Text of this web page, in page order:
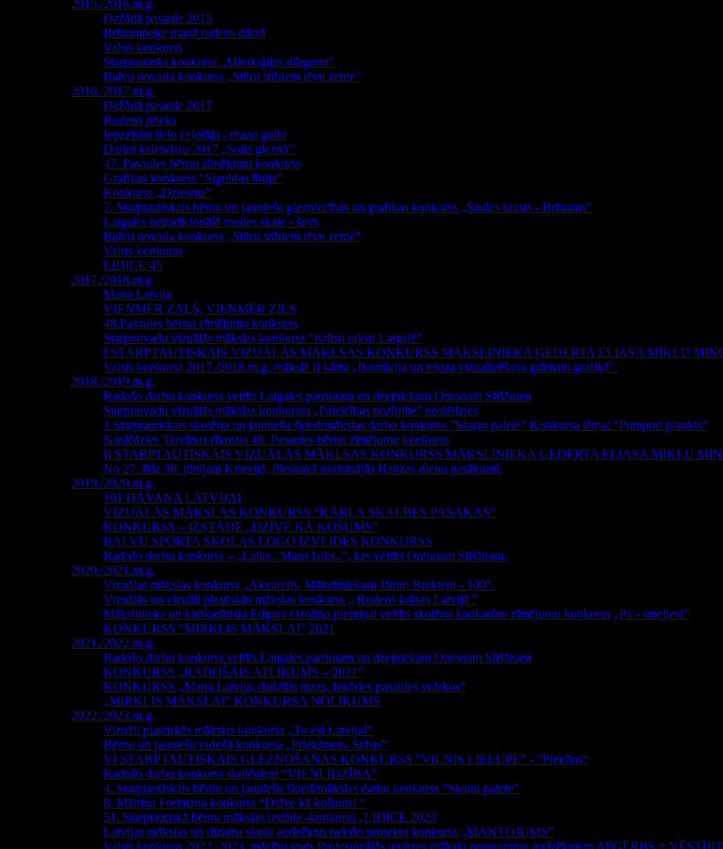
2015./2016.m.g.
Dažādā pasaule 2015
Brīnumpuķe manā rudens dārzā
Valsts konkurss
Starptautisks konkurss „Mitoloģijas dārgumi"
Balvu novada konkurss „Stūru stūriem tēvu zeme"
2016./2017.m.g.
Dažādā pasaule 2017
Rudens prieks
Iepazīsim lielo ceļotāju - mazo gulbi
Darini kalendaru 2017 „Solis gleznā”
47. Pasaules bērnu zīmējumu konkurss
Grafikas konkurss "Siguldas līnija"
Konkurss „Dziesma”
7. Starptautiskais bērnu un jauniešu glezniecības un grafikas konkurss „Saules krasts - Brīnums”
Latgales netradicionālā modes skate - šovs
Balvu novada konkurss „Stūru stūriem tēvu zeme”
Valsts konkurss
LIDICE 45
2017./2018.m.g
Mana Latvija
VIENMĒR ZAĻŠ, VIENMĒR ZILS
48.Pasaules bērnu zīmējumu konkurss
Starpnovadu vizuālās mākslas konkurss "Krāsu raksti Latgalē"
I STARPTAUTISKAIS VIZUĀLĀS MĀKLSAS KONKURSS MĀKSLINIEKA ĢEDERTA ELIASA MĪKLU
Valsts konkursa 2017./2018.m.g. mākslā II kārta „Ilustrācija un teksta vizualizēšana grāmatu grafikā”.
2018./2019.m.g.
Radošo darbu konkurss veltīts Latgales patriotam un dzejniekam Ontonam Slišānam
Starpnovadu vizuālās mākslas konkursss „Pateicības nozīmīte” noslēdzies
1.Starptautiskais skolēnu un jauniešu šķiedrmākslas darbu konkurss ”Skaņu palete” Konkursa tēma: “Pumpuri plaukts”
Noslēdzies Taivānas rīkotais 49. Pasaules bērnu zīmējumu konkurss
II STARPTAUTISKAIS VIZUĀLĀS MĀKLSAS KONKURSS MĀKSLINIEKA ĢEDERTA ELIASA MĪKLU
No 27. līdz 30. jūnijam Krievijā, Pleskavā norisinājās Hanzas dienu pasākumi.
2019./2020.m.g.
101 DĀVANA LATVIJAI
VIZUĀLĀS MĀKSLAS KONKURSS “KĀRĻA SKALBES PASAKAS”
KONKURSS – IZSTĀDE „DZĪVE KĀ KOŠUMS”
BALVU SPORTA SKOLAS LOGO IZVEIDES KONKURSS
Radošo darbu konkurss – „Laiks.. Mans laiks..”, kas veltīts Ontonam Slišānam.
2020./2021.m.g.
Vizuālas mākslas konkurss „Akvarelis. Māksliniekam Jānim Brektem - 100”.
Vizuālās un vizuāli plastiskās mākslas konkurss „ Rudens krāsas Latvijā ”
Mākslinieka un karikatūrista Edgara Ozoliņa piemiņai veltīts skolēnu karikatūru zīmējumu konkurss „Pa - smejies!”
KONKURSS "MIRKLIS MĀKSLAI" 2021
2021./2022.m.g.
Radošo darbu konkurss veltīts Latgales patriotam un dzejniekam Ontonam Slišānam
KONKURSS „RADOŠAIS ATLIKUMS – 2021”
KONKURSS „Mana Latvija, dadzītis mazs, Ieķēries pasaules svārkos”
„MIRKLIS MĀKSLAI” KONKURSA NOLIKUMS
2022./2023.m.g.
Vizuāli plastiskās mākslas konkurss ,,Tu esi Latvija!"
Bērnu un jauniešu radošā konkursa „Priekšmets. Stāsts”
VI STARPTAUTISKAIS GLEZNOŠANAS KONKURSS ”VILNIS LIELUPĒ” - ”Piekūns“
Radošo darbu konkurss skolēniem “VIENLĪDZĪBA”
4. Starptautiskais bērnu un jauniešu šķiedrmākslas darbu konkurss ”Skaņu palete”
8. Mārtiņa Freimaņa konkurss “Dzīve kā košums! “
51. Starptautiskā bērnu mākslas izstāde -konkurss „LIDICE 2023
Latvijas mākslas un dizaina skolu audzēkņu radošo projektu konkurss „MANTOJUMS”
Valsts konkurss 2022./2023. mācību gads Profesionālās ievirzes mākslu programmu audzēkņiem APĢĒRBS =